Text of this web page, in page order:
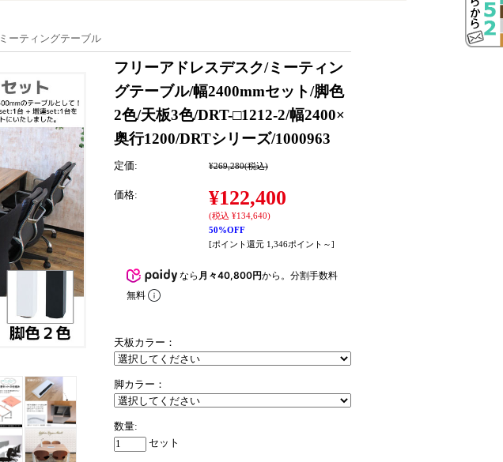
ミーティングテーブル
フリーアドレスデスク/ミーティン
グテーブル/幅2400mmセット/脚色
2色/天板3色/DRT-□1212-2/幅2400×
奥行1200/DRTシリーズ/1000963
定価: ¥269,280(税込)
価格: ¥122,400
(税込 ¥134,640)
50%OFF
[ポイント還元 1,346ポイント～]
なら 月々40,800円から。分割手数料
無料
天板カラー：
脚カラー：
数量:
セット